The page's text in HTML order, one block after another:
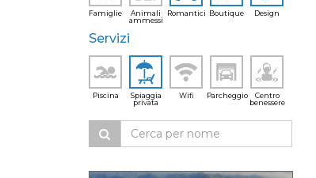
Famiglie
Animali
ammessi
Romantici Boutique Design
Servizi
Piscina
Spiaggia
privata
Wifi Parcheggio
Centro
benessere